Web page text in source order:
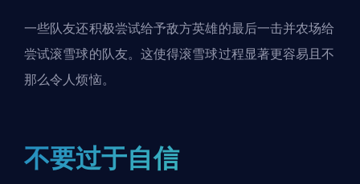
一些队友还积极尝试给予敌方英雄的最后一击并农场给
尝试滚雪球的队友。这使得滚雪球过程显著更容易且不
那么令人烦恼。
不要过于自信